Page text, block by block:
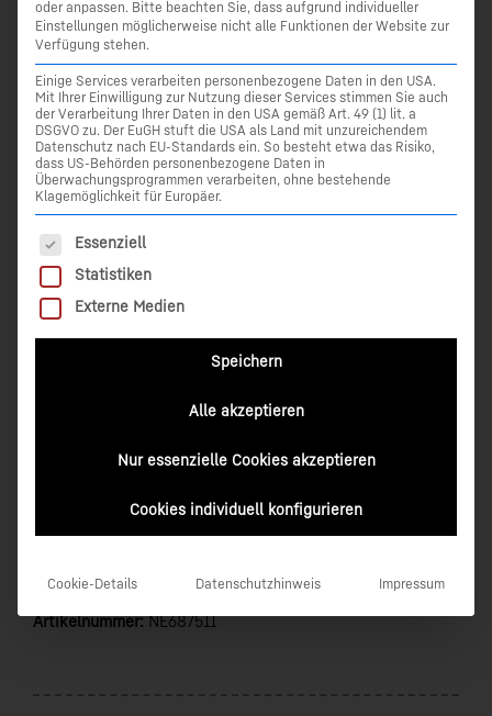
Lasermessfix-S 5m
Analoganzeige
Laserempfänger
Artikelnummer: NE687511
oder anpassen. Bitte beachten Sie, dass aufgrund individueller
Einstellungen möglicherweise nicht alle Funktionen der Website zur
Verfügung stehen.
Einige Services verarbeiten personenbezogene Daten in den USA.
Mit Ihrer Einwilligung zur Nutzung dieser Services stimmen Sie auch
der Verarbeitung Ihrer Daten in den USA gemäß Art. 49 (1) lit. a
DSGVO zu. Der EuGH stuft die USA als Land mit unzureichendem
Datenschutz nach EU-Standards ein. So besteht etwa das Risiko,
dass US-Behörden personenbezogene Daten in
Überwachungsprogrammen verarbeiten, ohne bestehende
Klagemöglichkeit für Europäer.
Es folgt eine Liste der Service-Gruppen, für die eine
Essenziell
Statistiken
Externe Medien
Speichern
Alle akzeptieren
Nur essenzielle Cookies akzeptieren
Cookies individuell konfigurieren
Cookie-Details Datenschutzhinweis Impressum